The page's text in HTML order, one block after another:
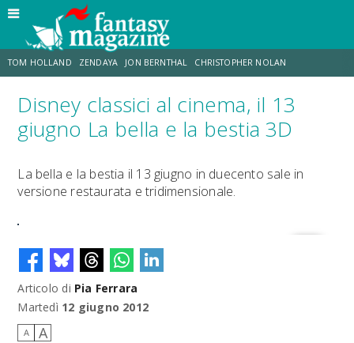
TOM HOLLAND ZENDAYA JON BERNTHAL CHRISTOPHER NOLAN
STRANIMONDI LUCCA COMICS & GAMES ODISSEA CHRIS MCKENNA
Disney classici al cinema, il 13
giugno La bella e la bestia 3D
La bella e la bestia il 13 giugno in duecento sale in
versione restaurata e tridimensionale.
Articolo di Pia Ferrara
Martedì 12 giugno 2012
A A